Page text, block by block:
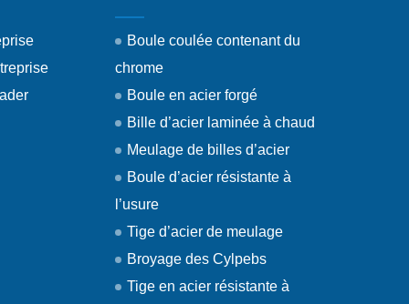
Boule coulée contenant du
chrome
Boule en acier forgé
Bille d’acier laminée à chaud
Meulage de billes d’acier
Boule d’acier résistante à
l’usure
Tige d’acier de meulage
Broyage des Cylpebs
Tige en acier résistante à